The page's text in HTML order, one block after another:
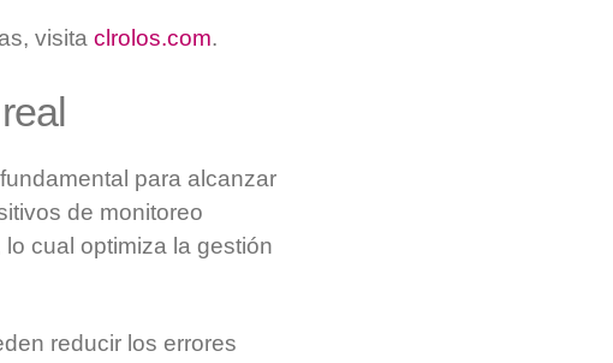
visita clrolos.com.
para alcanzar
de monitoreo
cual optimiza la gestión
reducir los errores